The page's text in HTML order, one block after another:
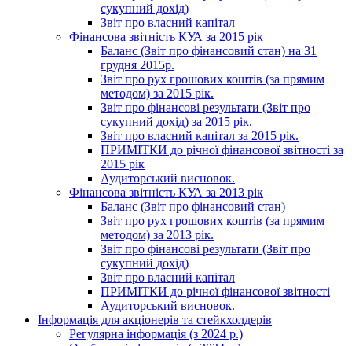
сукупний дохід)
Звіт про власний капітал
Фінансова звітність КУА за 2015 рік
Баланс (Звіт про фінансовий стан) на 31
грудня 2015р.
Звіт про рух грошових коштів (за прямим
методом) за 2015 рік.
Звіт про фінансові результати (Звіт про
сукупний дохід) за 2015 рік.
Звіт про власний капітал за 2015 рік.
ПРИМІТКИ до річної фінансової звітності за
2015 рік
Аудиторський висновок.
Фінансова звітність КУА за 2013 рік
Баланс (Звіт про фінансовий стан)
Звіт про рух грошових коштів (за прямим
методом) за 2013 рік.
Звіт про фінансові результати (Звіт про
сукупний дохід)
Звіт про власний капітал
ПРИМІТКИ до річної фінансової звітності
Аудиторський висновок.
Інформація для акціонерів та стейкхолдерів
Регулярна інформація (з 2024 р.)